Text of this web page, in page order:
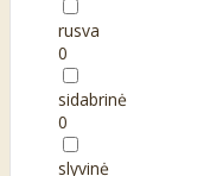
rusva
0
sidabrinė
0
slyvinė